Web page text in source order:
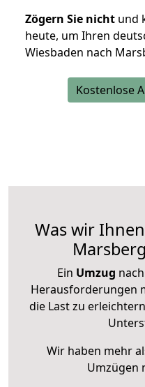
Zögern Sie nicht und
heute, um Ihren
Wiesbaden nach
Kostenlose
Was wir
Ein Umzug
Herausforderungen
die Last zu
Wir haben mehr
Umzügen